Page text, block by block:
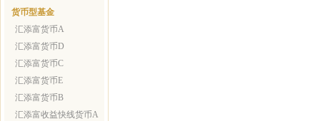
货币型基金
汇添富货币A
汇添富货币D
汇添富货币C
汇添富货币E
汇添富货币B
汇添富收益快线货币A